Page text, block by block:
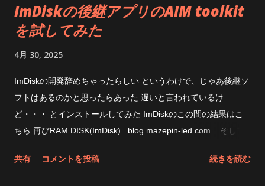
ImDiskの後継アプリのAIM toolkit
を試してみた
4月 30, 2025
ImDiskの開発辞めちゃったらしい というわけで、じゃあ後継ソ
フトはあるのかと思ったらあった 遅いと言われているけ
ど・・・ とインストールしてみた ImDiskのこの間の結果はこ
ちら 再びRAM DISK(ImDisk) blog.mazepin-led.com そして
SSDの方が速いじゃん CPUの使用状態はこんな感じ PIO転送な
共有 コメントを投稿 続きを読む